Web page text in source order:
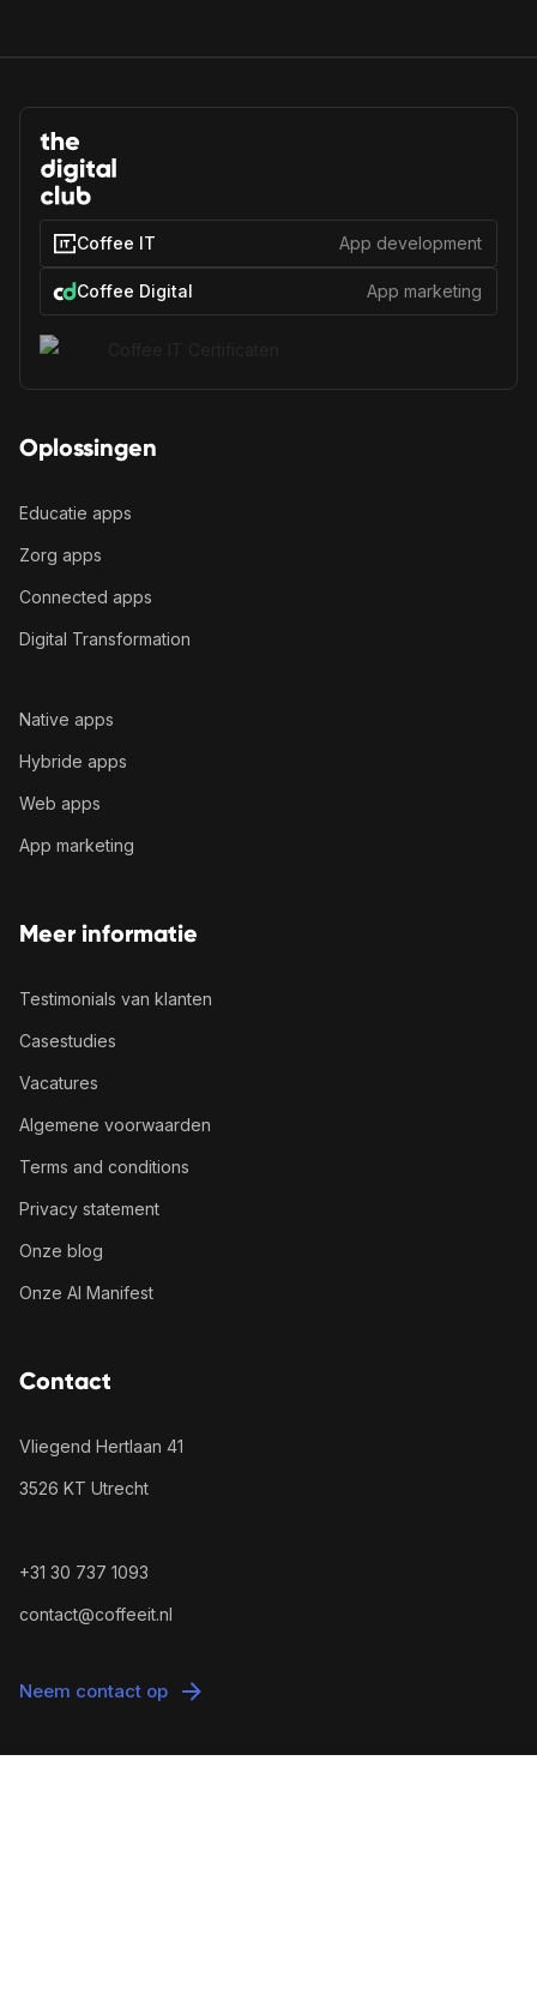
Oplossingen
Educatie apps
Zorg apps
Connected apps
Digital Transformation
Native apps
Hybride apps
Web apps
App marketing
Meer informatie
Testimonials van klanten
Casestudies
Vacatures
Algemene voorwaarden
Terms and conditions
Privacy statement
Onze blog
Onze AI Manifest
Contact
Vliegend Hertlaan 41
3526 KT Utrecht
+31 30 737 1093
contact@coffeeit.nl
Neem contact op
Coffee IT App development
Coffee Digital App marketing